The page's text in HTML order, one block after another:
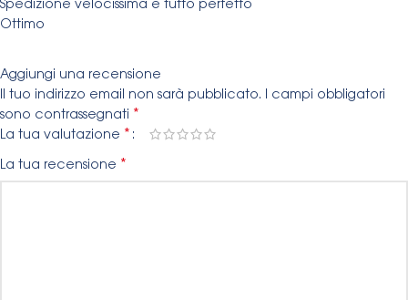
Spedizione velocissima e tutto perfetto
Ottimo
Aggiungi una recensione
Il tuo indirizzo email non sarà pubblicato. I campi obbligatori
sono contrassegnati *
La tua valutazione *
La tua recensione *